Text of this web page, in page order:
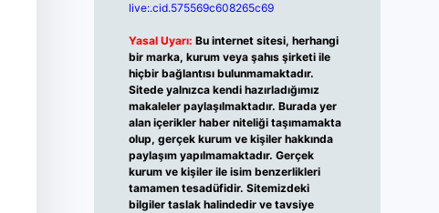
live:.cid.575569c608265c69
Yasal Uyarı: Bu internet sitesi, herhangi
bir marka, kurum veya şahıs şirketi ile
hiçbir bağlantısı bulunmamaktadır.
Sitede yalnızca kendi hazırladığımız
makaleler paylaşılmaktadır. Burada yer
alan içerikler haber niteliği taşımamakta
olup, gerçek kurum ve kişiler hakkında
paylaşım yapılmamaktadır. Gerçek
kurum ve kişiler ile isim benzerlikleri
tamamen tesadüfidir. Sitemizdeki
bilgiler taslak halindedir ve tavsiye